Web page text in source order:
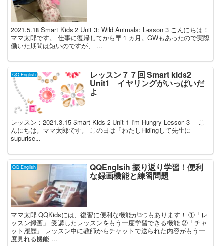
2021.5.18 Smart Kids 2 Unit 3: Wild Animals: Lesson 3 こんにちは！
ママ太郎です。 仕事に復帰してから早１ヵ月。GWもあったので実際
働いた期間は短いのですが、 ...
QQ English レッスン７７回 Smart kids2
Unit1 イヤリングがいっぱいだ
よ
レッスン：2021.3.15 Smart Kids 2 Unit 1 I'm Hungry Lesson 3 こ
んにちは。ママ太郎です。 この日は「わたしHidingして先生に
supurise...
QQ English QQEnglsih 振り返り学習！便利
な録画機能と練習問題
ママ太郎 QQKidsには、復習に便利な機能が3つもあります！ ①「レ
ッスン録画」 受講したレッスンをもう一度学習できる機能 ②「チャ
ット履歴」 レッスン中に教師からチャットで送られた内容がもう一
度見れる機能 ...